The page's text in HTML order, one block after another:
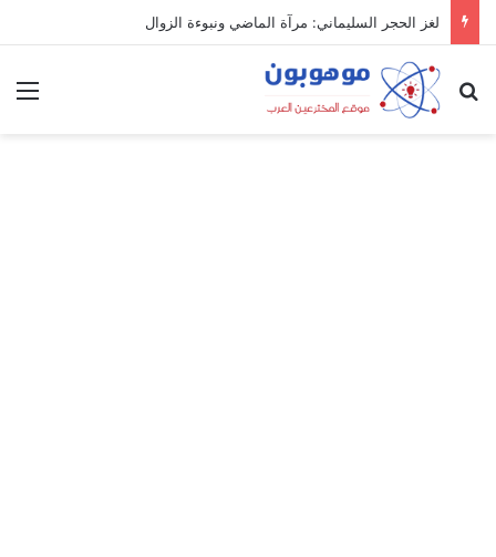
لغز الحجر السليماني: مرآة الماضي ونبوءة الزوال
بحث عن